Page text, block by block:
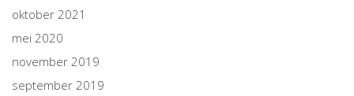
oktober 2021
mei 2020
november 2019
september 2019